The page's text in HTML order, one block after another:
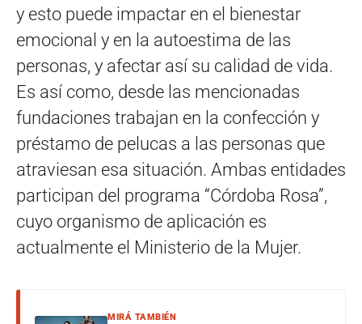
y esto puede impactar en el bienestar
emocional y en la autoestima de las
personas, y afectar así su calidad de vida.
Es así como, desde las mencionadas
fundaciones trabajan en la confección y
préstamo de pelucas a las personas que
atraviesan esa situación. Ambas entidades
participan del programa “Córdoba Rosa”,
cuyo organismo de aplicación es
actualmente el Ministerio de la Mujer.
MIRÁ TAMBIÉN